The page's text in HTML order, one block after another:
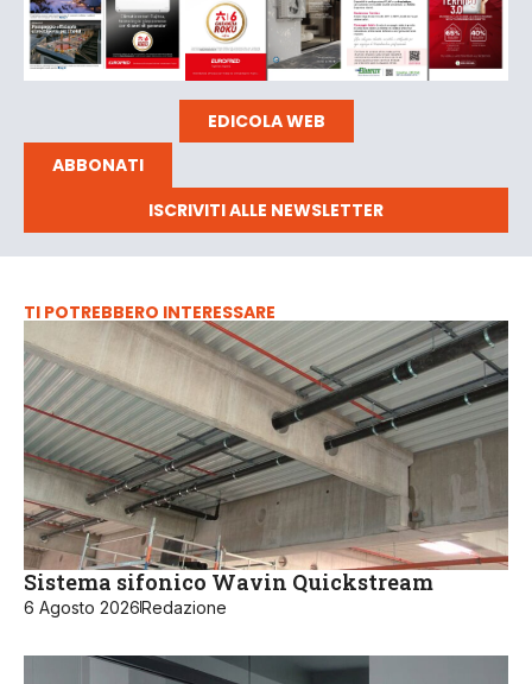
EDICOLA WEB
ABBONATI
ISCRIVITI ALLE NEWSLETTER
TI POTREBBERO INTERESSARE
Sistema sifonico Wavin Quickstream
6 Agosto 2026Redazione